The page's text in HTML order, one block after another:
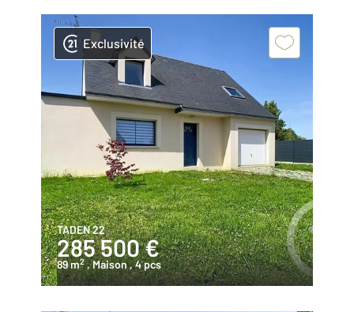
Exclusivité
TADEN 22
285 500 €
89 m2 , Maison, 4 pcs